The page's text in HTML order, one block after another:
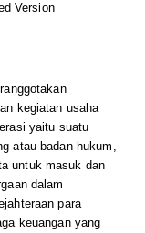
Version
kegiatan usaha
yaitu suatu
atau badan hukum,
untuk masuk dan
dalam
para
keuangan yang